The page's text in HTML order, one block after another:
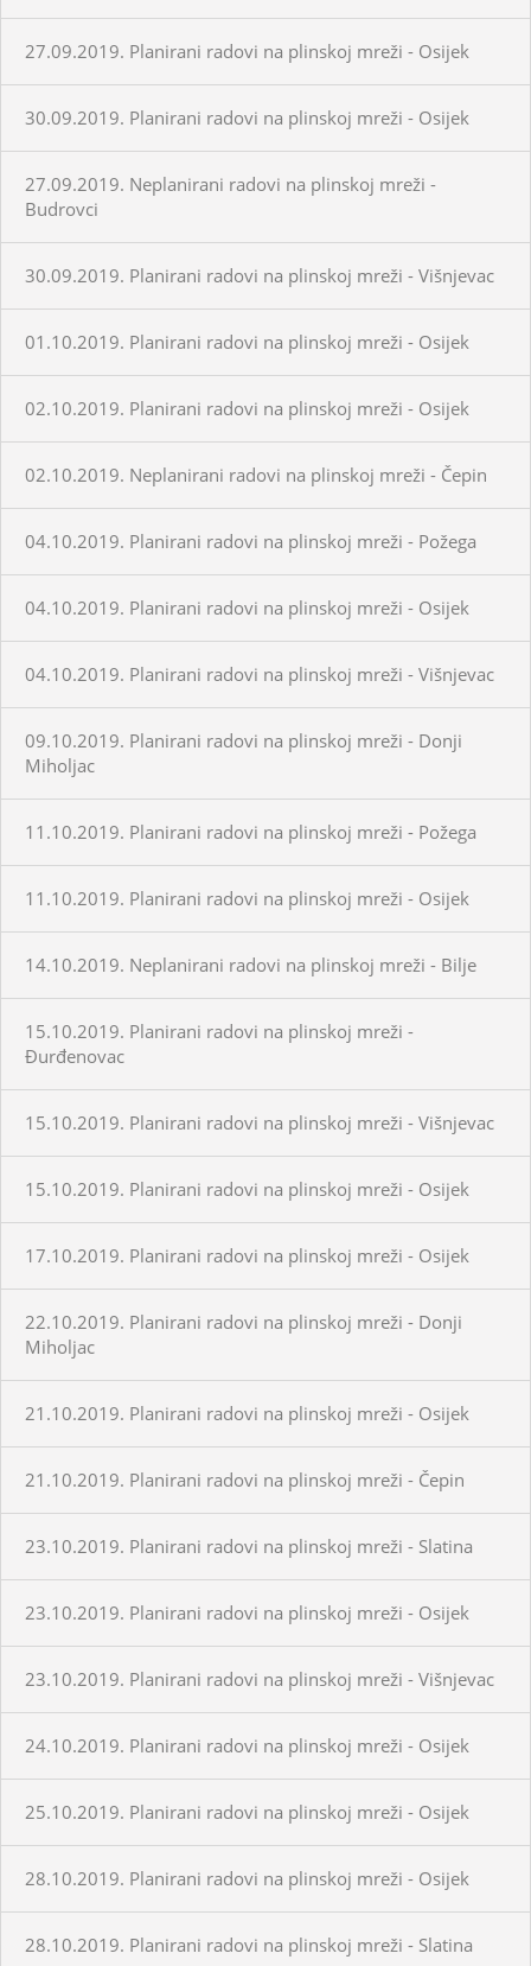
27.09.2019. Planirani radovi na plinskoj mreži - Osijek
30.09.2019. Planirani radovi na plinskoj mreži - Osijek
27.09.2019. Neplanirani radovi na plinskoj mreži -
Budrovci
30.09.2019. Planirani radovi na plinskoj mreži - Višnjevac
01.10.2019. Planirani radovi na plinskoj mreži - Osijek
02.10.2019. Planirani radovi na plinskoj mreži - Osijek
02.10.2019. Neplanirani radovi na plinskoj mreži - Čepin
04.10.2019. Planirani radovi na plinskoj mreži - Požega
04.10.2019. Planirani radovi na plinskoj mreži - Osijek
04.10.2019. Planirani radovi na plinskoj mreži - Višnjevac
09.10.2019. Planirani radovi na plinskoj mreži - Donji
Miholjac
11.10.2019. Planirani radovi na plinskoj mreži - Požega
11.10.2019. Planirani radovi na plinskoj mreži - Osijek
14.10.2019. Neplanirani radovi na plinskoj mreži - Bilje
15.10.2019. Planirani radovi na plinskoj mreži -
Đurđenovac
15.10.2019. Planirani radovi na plinskoj mreži - Višnjevac
15.10.2019. Planirani radovi na plinskoj mreži - Osijek
17.10.2019. Planirani radovi na plinskoj mreži - Osijek
22.10.2019. Planirani radovi na plinskoj mreži - Donji
Miholjac
21.10.2019. Planirani radovi na plinskoj mreži - Osijek
21.10.2019. Planirani radovi na plinskoj mreži - Čepin
23.10.2019. Planirani radovi na plinskoj mreži - Slatina
23.10.2019. Planirani radovi na plinskoj mreži - Osijek
23.10.2019. Planirani radovi na plinskoj mreži - Višnjevac
24.10.2019. Planirani radovi na plinskoj mreži - Osijek
25.10.2019. Planirani radovi na plinskoj mreži - Osijek
28.10.2019. Planirani radovi na plinskoj mreži - Osijek
28.10.2019. Planirani radovi na plinskoj mreži - Slatina